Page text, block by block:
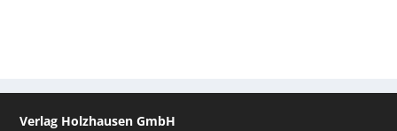
Verlag Holzhausen GmbH